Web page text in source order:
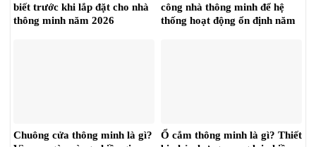
biết trước khi lắp đặt cho nhà
thông minh năm 2026
công nhà thông minh để hệ
thống hoạt động ổn định năm
Chuông cửa thông minh là gì?
Ổ cắm thông minh là gì? Thiết